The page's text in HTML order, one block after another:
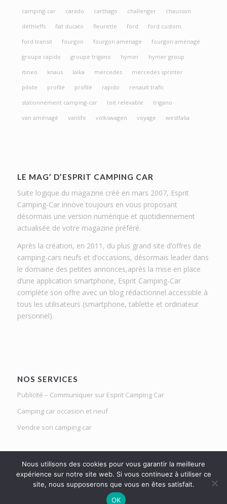
camping-car
carado carthago challenger
chausson
dethleffs
fiat ducato fleurette ford
ford custom
ford transit
fourgon fourgon amenage
fourgon aménagé
groupe rapido
groupe trigano hymer
hymer group
itineo
knaus laika mercedes
mercedes sprinter
pilote
profile profilé rapido
renault trafic
stationnement camping-car
toit relevable
trigano
van aménagé
vanlife volkswagen voyage westfalia
LE MAG’ D’ESPRIT CAMPING CAR
Suite logique du magazine créé en mars 2007, Esprit
Camping-Car innove toujours en vous proposant
désormais une version numérique et quotidiennement
actualisée de votre magazine préféré.
Après la création, en 2011, du plus grand site d’offres de
camping-cars neufs et d’occasions, désormais leader dans
le domaine des petites annonces,après la mise en place
d’une application smartphone, Esprit Camping-Car
complète son offre avec un blog rédactionnel accessible à
tous les utilisateurs (smartphone, tablette et ordinateur
personnel).
NOS SERVICES
Publicité – Communiquer sur Esprit Camping Car
Camping car occasion et neuf
Vendre son camping car
Le Mag d'Esprit Camping Car | Netlight solutions © 2020 | Tous droits
Nous utilisons des cookies pour vous garantir la meilleure
expérience sur notre site web. Si vous continuez à utiliser ce
site, nous supposerons que vous en êtes satisfait.
OK